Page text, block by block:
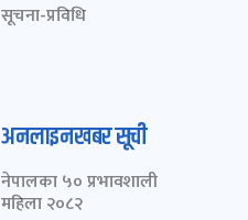
सूचना-प्रविधि
अनलाइनखबर सूची
नेपालका ५० प्रभावशाली
महिला २०८२